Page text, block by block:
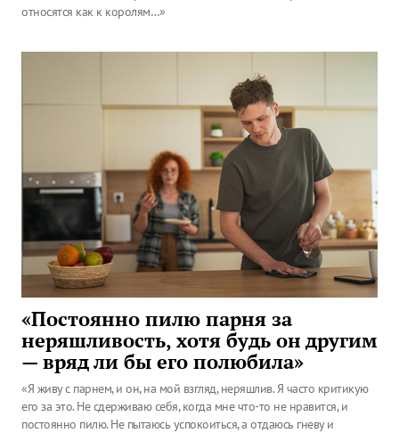
относятся как к королям…»
«Постоянно пилю парня за
неряшливость, хотя будь он другим
— вряд ли бы его полюбила»
«Я живу с парнем, и он, на мой взгляд, неряшлив. Я часто критикую
его за это. Не сдерживаю себя, когда мне что-то не нравится, и
постоянно пилю. Не пытаюсь успокоиться, а отдаюсь гневу и